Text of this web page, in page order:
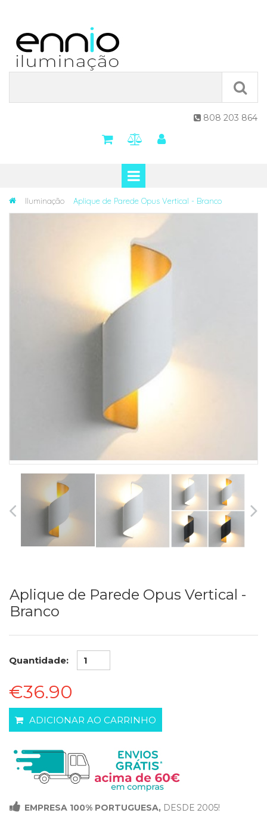
 808 203 864
Iluminação Aplique de Parede Opus Vertical - Branco
Aplique de Parede Opus Vertical -
Branco
Quantidade:
€36.90
ADICIONAR AO CARRINHO
 EMPRESA 100% PORTUGUESA, DESDE 2005!